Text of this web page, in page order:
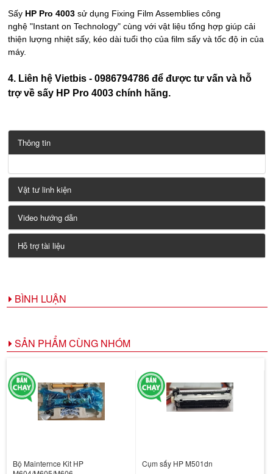
Sấy HP Pro 4003 sử dụng Fixing Film Assemblies công
nghệ "Instant on Technology" cùng với vật liệu tổng hợp giúp cải
thiện lượng nhiệt sấy, kéo dài tuổi thọ của film sấy và tốc độ in của
máy.
4. Liên hệ Vietbis - 0986794786 để được tư vấn và hỗ
trợ về sấy HP Pro 4003 chính hãng.
Thông tin
Vật tư linh kiện
Video hướng dẫn
Hỗ trợ tài liệu
BÌNH LUẬN
SẢN PHẨM CÙNG NHÓM
Bộ Mainternce Kit HP
Cụm sấy HP M501dn